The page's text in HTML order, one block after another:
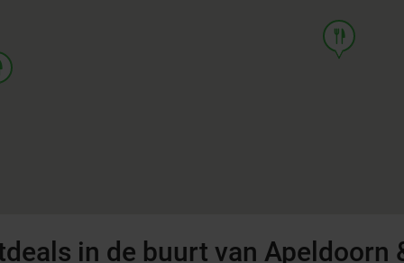
food
in de buurt van Apeldoorn